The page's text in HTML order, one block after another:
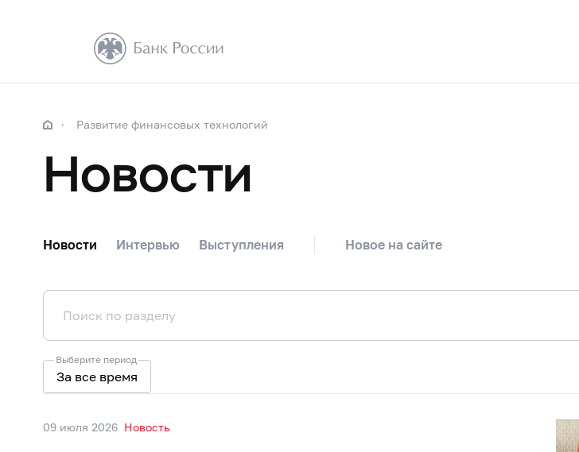
Развитие финансовых технологий
Новости
Новости Интервью Выступления Новое на сайте
Выберите период
За все время
09 июля 2026 Новость